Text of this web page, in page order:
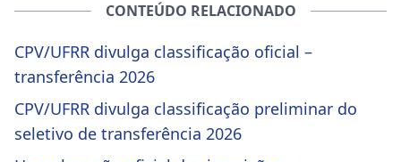
CONTEÚDO RELACIONADO
CPV/UFRR divulga classificação oficial –
transferência 2026
CPV/UFRR divulga classificação preliminar do
seletivo de transferência 2026